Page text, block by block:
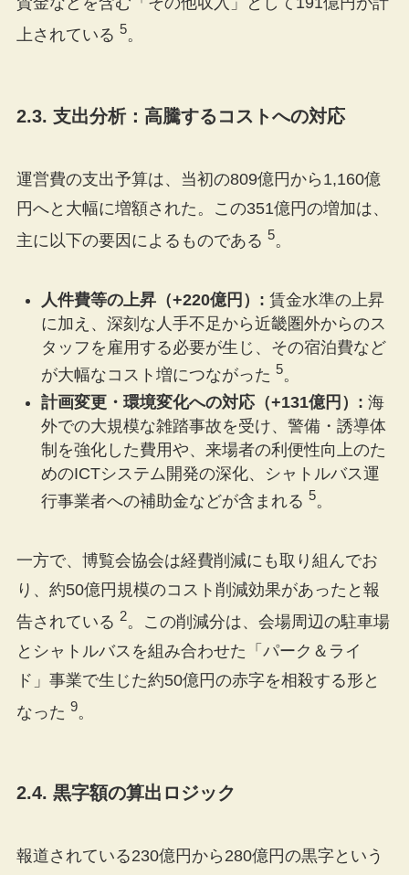
上されている 5。
2.3. 支出分析：高騰するコストへの対応
運営費の支出予算は、当初の809億円から1,160億
円へと大幅に増額された。この351億円の増加は、
主に以下の要因によるものである 5。
人件費等の上昇（+220億円）: 賃金水準の上昇
に加え、深刻な人手不足から近畿圏外からのス
タッフを雇用する必要が生じ、その宿泊費など
が大幅なコスト増につながった 5。
計画変更・環境変化への対応（+131億円）: 海
外での大規模な雑踏事故を受け、警備・誘導体
制を強化した費用や、来場者の利便性向上のた
めのICTシステム開発の深化、シャトルバス運
行事業者への補助金などが含まれる 5。
一方で、博覧会協会は経費削減にも取り組んでお
り、約50億円規模のコスト削減効果があったと報
告されている 2。この削減分は、会場周辺の駐車場
とシャトルバスを組み合わせた「パーク＆ライ
ド」事業で生じた約50億円の赤字を相殺する形と
なった 9。
2.4. 黒字額の算出ロジック
報道されている230億円から280億円の黒字という